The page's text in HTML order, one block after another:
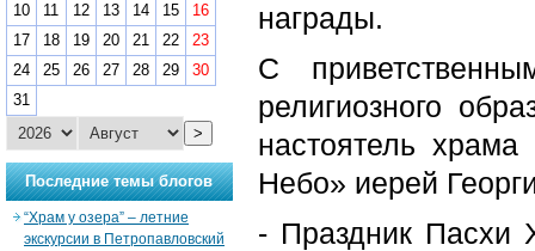
награды.
С
религиозного
настоятель
Небо» иерей
- Праздник Пасхи
10
11 12 13 14 15
16
17
18 19 20 21 22
23
24
25 26 27 28 29
30
31
>
Последние темы блогов
“Храм у озера” – летние
экскурсии в Петропавловский